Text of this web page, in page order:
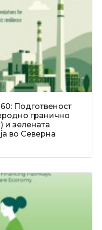
Подготвеност
гранично
и зелената
во Северна